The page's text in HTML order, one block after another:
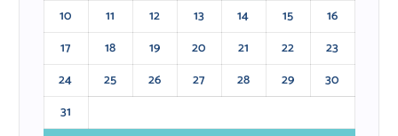
10
11 12 13 14 15
16
17
18 19 20 21 22
23
24
25 26 27 28 29
30
31